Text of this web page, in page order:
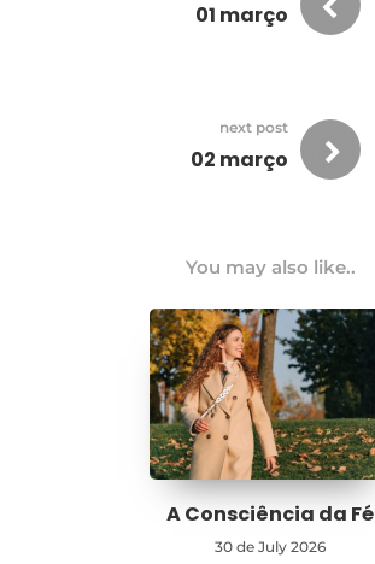
01 março
next post
02 março
You may also like..
A Consciência da Fé
30 de July 2026